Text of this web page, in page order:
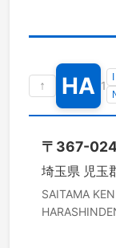
↑ HA 1
〒 367-
埼玉県 児玉
SAITAMA KEN